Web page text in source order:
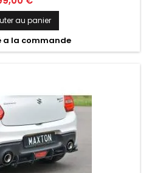
au panier
a la commande